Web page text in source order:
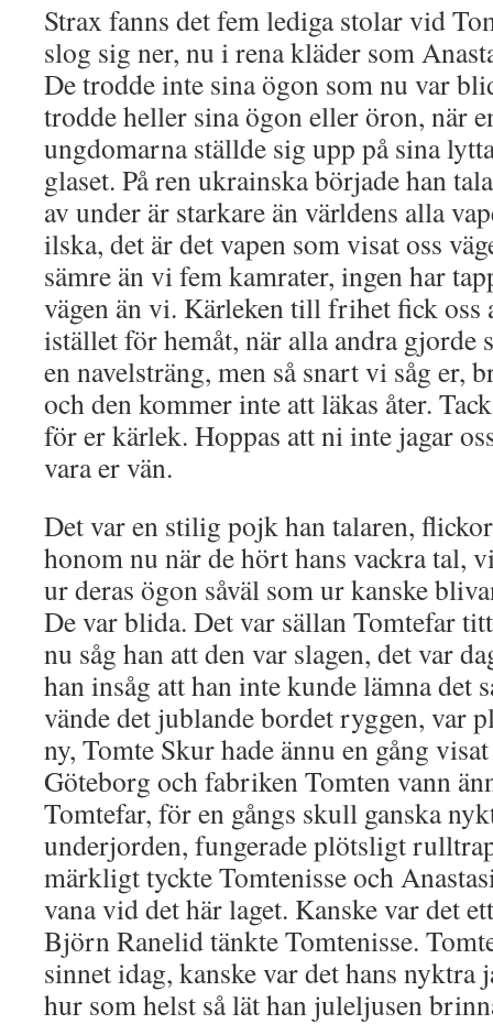
Strax fanns det fem lediga stolar vid
slog sig ner, nu i rena kläder som
De trodde inte sina ögon som nu var
trodde heller sina ögon eller öron, när
ungdomarna ställde sig upp på sina
glaset. På ren ukrainska började han
av under är starkare än världens alla
ilska, det är det vapen som visat oss
sämre än vi fem kamrater, ingen har
vägen än vi. Kärleken till frihet fick oss
istället för hemåt, när alla andra gjorde
en navelsträng, men så snart vi såg er,
och den kommer inte att läkas åter.
för er kärlek. Hoppas att ni inte jagar
vara er vän.
Det var en stilig pojk han talaren,
honom nu när de hört hans vackra tal,
ur deras ögon såväl som ur kanske
De var blida. Det var sällan Tomtefar
nu såg han att den var slagen, det var
han insåg att han inte kunde lämna det
vände det jublande bordet ryggen, var
ny, Tomte Skur hade ännu en gång
Göteborg och fabriken Tomten vann
Tomtefar, för en gångs skull ganska
underjorden, fungerade plötsligt
märkligt tyckte Tomtenisse och
vana vid det här laget. Kanske var det
Björn Ranelid tänkte Tomtenisse.
sinnet idag, kanske var det hans nyktra
hur som helst så lät han juleljusen